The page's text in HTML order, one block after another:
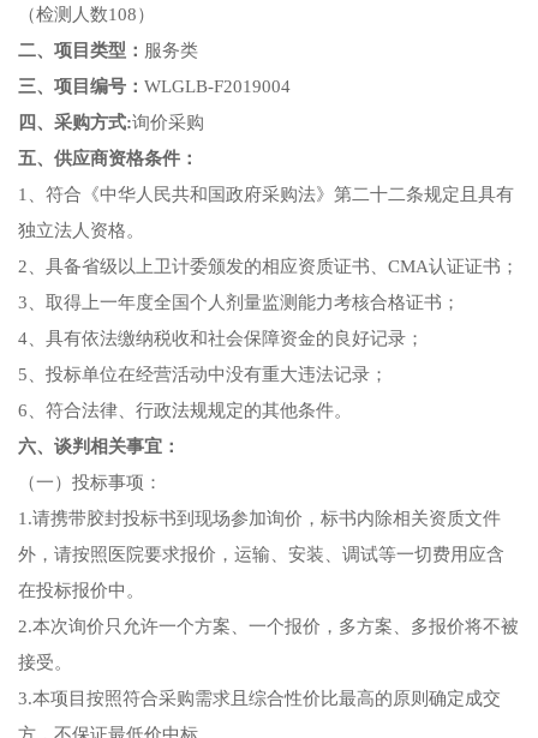
（检测人数108）
二、项目类型： 服务类
三、项目编号 ： WLGLB-F2019004
四、采购方式:询价采购
五、 供应商资格条件：
1、符合《中华人民共和国政府采购法》第二十二条规定且具有
独立法人资格。
2、具备省级以上卫计委颁发的相应资质证书 CMA认证证书 ；
3 、取得上一年度全国个人剂量监测能力考核合格证书；
4 、具有依法缴纳税收和社会保障资金的良好记录；
5 、投标单位在经营活动中没有重大违法记录；
6 、符合法律、行政法规规定的其他条件。
六、 谈判相关事宜：
（一） 投标事项：
1.请携带胶封投标书到现场参加询价，标书内除相关资质文件
外，请按照医院要求报价 ， 运输、安装、调试等一切费用应含
在投标报价中。
2.本次询价只允许一个方案、一个报价，多方案、多报价将不被
接受。
3.本项目按照符合采购需求且综合性价比最高的原则确定成交